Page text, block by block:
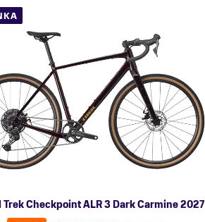
Trek Checkpoint ALR 3 Dark Carmine 2027